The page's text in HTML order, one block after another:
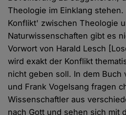
Theologie im Einklang
Konflikt' zwischen Theologie
Naturwissenschaften gibt es
Vorwort von Harald Lesch
wird exakt der Konflikt
nicht geben soll. In dem Buch
und Frank Vogelsang fragen
Wissenschaftler aus
nach Gott und sehen sich mit